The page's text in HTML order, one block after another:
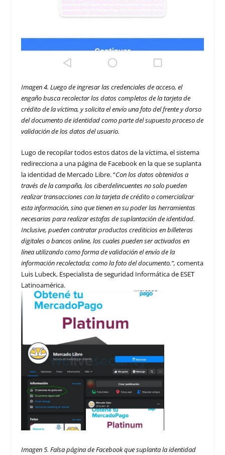
Imagen 4. Luego de ingresar las credenciales de acceso, el
engaño busca recolectar los datos completos de la tarjeta de
crédito de la víctima, y solicita el envío una foto del frente y dorso
del documento de identidad como parte del supuesto proceso de
validación de los datos del usuario.
Lugo de recopilar todos estos datos de la víctima, el sistema
redirecciona a una página de Facebook en la que se suplanta
la identidad de Mercado Libre. “Con los datos obtenidos a
través de la campaña, los ciberdelincuentes no solo pueden
realizar transacciones con la tarjeta de crédito o comercializar
esta información, sino que tienen en su poder las herramientas
necesarias para realizar estafas de suplantación de identidad.
Inclusive, pueden contratar productos crediticios en billeteras
digitales o bancos online, los cuales pueden ser activados en
línea utilizando como forma de validación el envío de la
información recolectada; como la foto del documento.”,comenta
Luis Lubeck, Especialista de seguridad Informática de ESET
Latinoamérica.
Imagen 5. Falsa página de Facebook que suplanta la identidad